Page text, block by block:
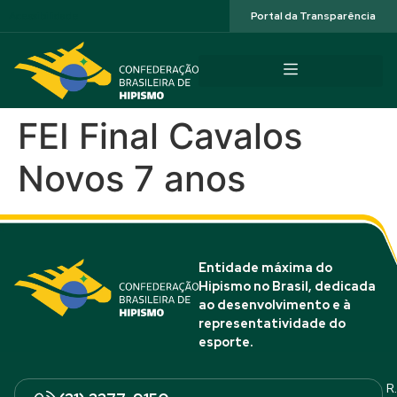
Portal da Transparência
FEI Final Cavalos
Novos 7 anos
Entidade máxima do
Hipismo no Brasil, dedicada
ao desenvolvimento e à
representatividade do
esporte.
R.